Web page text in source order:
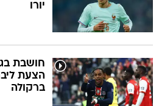
יורו
חושבת
הצעת
ברקולה